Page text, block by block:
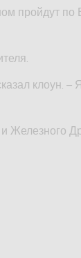
пройдут по
клоун. –